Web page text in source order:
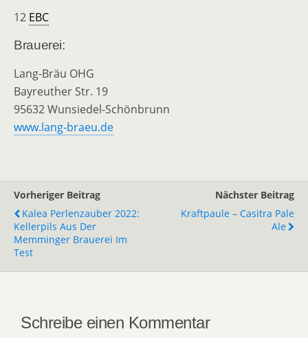
12 EBC
Brauerei:
Lang-Bräu OHG
Bayreuther Str. 19
95632 Wunsiedel-Schönbrunn
www.lang-braeu.de
Vorheriger Beitrag
Kalea Perlenzauber 2022:
Kellerpils Aus Der
Memminger Brauerei Im
Test
Nächster Beitrag
Kraftpaule – Casitra Pale
Ale
Schreibe einen Kommentar